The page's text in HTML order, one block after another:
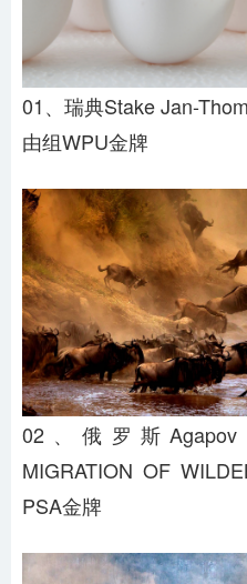
01、瑞典Stake Jan-
由组WPU金牌
02、俄罗斯Agapov
MIGRATION OF
PSA金牌